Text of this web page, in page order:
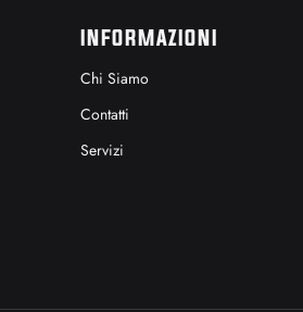
INFORMAZIONI
Chi Siamo
Contatti
Servizi